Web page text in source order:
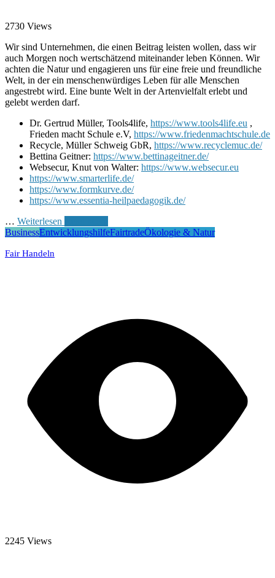
2730 Views
Wir sind Unternehmen, die einen Beitrag leisten wollen, dass wir
auch Morgen noch wertschätzend miteinander leben Können. Wir
achten die Natur und engagieren uns für eine freie und freundliche
Welt, in der ein menschenwürdiges Leben für alle Menschen
angestrebt wird. Eine bunte Welt in der Artenvielfalt erlebt und
gelebt werden darf.
Dr. Gertrud Müller, Tools4life, https://www.tools4life.eu ,
Frieden macht Schule e.V, https://www.friedenmachtschule.de
Recycle, Müller Schweig GbR, https://www.recyclemuc.de/
Bettina Geitner: https://www.bettinageitner.de/
Websecur, Knut von Walter: https://www.websecur.eu
https://www.smarterlife.de/
https://www.formkurve.de/
https://www.essentia-heilpaedagogik.de/
… Weiterlesen
BusinessEntwicklungshilfeFairtradeÖkologie & Natur
Fair Handeln
2245 Views